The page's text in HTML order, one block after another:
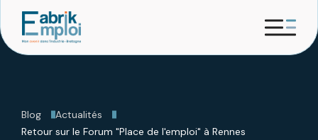
Blog
Actualités
Retour sur le Forum "Place de l'emploi" à Rennes